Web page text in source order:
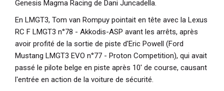
Genesis Magma Racing de Dani Juncadella.
En LMGT3, Tom van Rompuy pointait en tête avec la Lexus
RC F LMGT3 n°78 - Akkodis-ASP avant les arrêts, après
avoir profité de la sortie de piste d'Eric Powell (Ford
Mustang LMGT3 EVO n°77 - Proton Competition), qui avait
passé le pilote belge en piste après 10' de course, causant
l'entrée en action de la voiture de sécurité.